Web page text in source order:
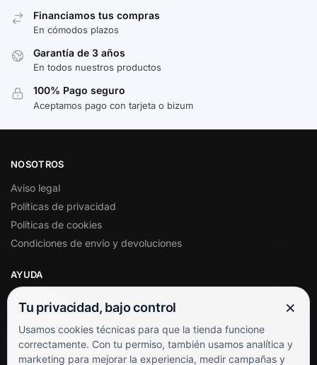
Financiamos tus compras
En cómodos plazos
Garantía de 3 años
En todos nuestros productos
100% Pago seguro
Aceptamos pago con tarjeta o bizum
NOSOTROS
Aviso legal
Políticas de privacidad
Políticas de cookies
Condiciones de envío y devoluciones
AYUDA
Soporte al cliente
Contacto
Términos y condiciones
Tu privacidad, bajo control ×
Usamos cookies técnicas para que la tienda funcione
correctamente. Con tu permiso, también usamos analítica y
marketing para mejorar la experiencia, medir campañas y